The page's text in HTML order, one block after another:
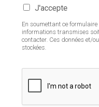
J'accepte
En soumettant ce
informations transmises
contacter. Ces données et/
stockées.